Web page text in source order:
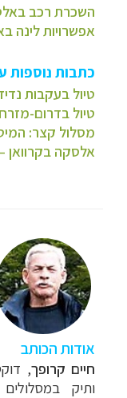
השכרת רכב
אפשרויות לינה
כתבות נוספות
טיול בעקבות
טיול בדרום-
מסלול קצר:
אלסקה בקרוואן
אודות הכותב
חיים קרופך,
ותיק